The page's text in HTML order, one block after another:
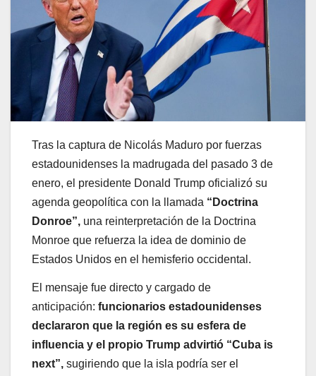
Tras la captura de Nicolás Maduro por fuerzas
estadounidenses la madrugada del pasado 3 de
enero, el presidente Donald Trump oficializó su
agenda geopolítica con la llamada “Doctrina
Donroe”, una reinterpretación de la Doctrina
Monroe que refuerza la idea de dominio de
Estados Unidos en el hemisferio occidental.
El mensaje fue directo y cargado de
anticipación: funcionarios estadounidenses
declararon que la región es su esfera de
influencia y el propio Trump advirtió “Cuba is
next”, sugiriendo que la isla podría ser el